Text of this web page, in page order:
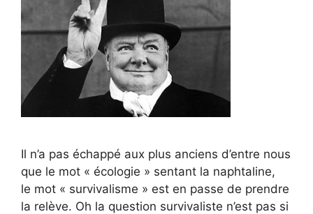
Il n’a pas échappé aux plus anciens d’entre nous
que le mot « écologie » sentant la naphtaline,
le mot « survivalisme » est en passe de prendre
la relève. Oh la question survivaliste n’est pas si